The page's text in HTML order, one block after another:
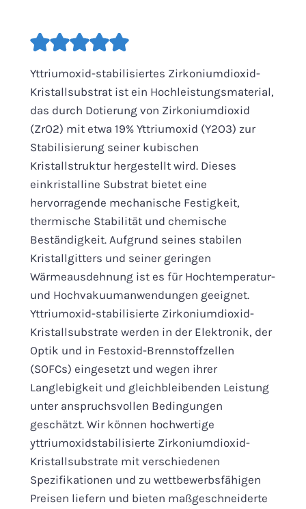
Yttriumoxid-stabilisiertes Zirkoniumdioxid-
Kristallsubstrat ist ein Hochleistungsmaterial,
das durch Dotierung von Zirkoniumdioxid
(ZrO2) mit etwa 19% Yttriumoxid (Y2O3) zur
Stabilisierung seiner kubischen
Kristallstruktur hergestellt wird. Dieses
einkristalline Substrat bietet eine
hervorragende mechanische Festigkeit,
thermische Stabilität und chemische
Beständigkeit. Aufgrund seines stabilen
Kristallgitters und seiner geringen
Wärmeausdehnung ist es für Hochtemperatur-
und Hochvakuumanwendungen geeignet.
Yttriumoxid-stabilisierte Zirkoniumdioxid-
Kristallsubstrate werden in der Elektronik, der
Optik und in Festoxid-Brennstoffzellen
(SOFCs) eingesetzt und wegen ihrer
Langlebigkeit und gleichbleibenden Leistung
unter anspruchsvollen Bedingungen
geschätzt. Wir können hochwertige
yttriumoxidstabilisierte Zirkoniumdioxid-
Kristallsubstrate mit verschiedenen
Spezifikationen und zu wettbewerbsfähigen
Preisen liefern und bieten maßgeschneiderte